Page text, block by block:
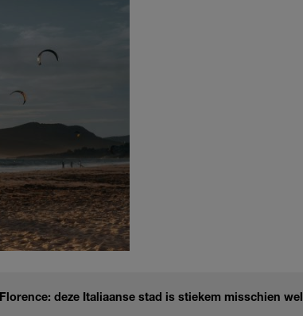
deze Italiaanse stad is stiekem misschien wel